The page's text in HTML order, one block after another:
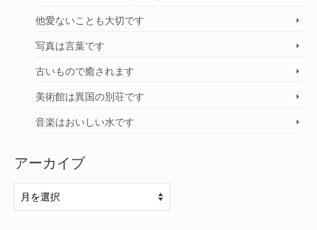
他愛ないことも大切です
写真は言葉です
古いもので癒されます
美術館は異国の別荘です
音楽はおいしい水です
アーカイブ
ア
ー